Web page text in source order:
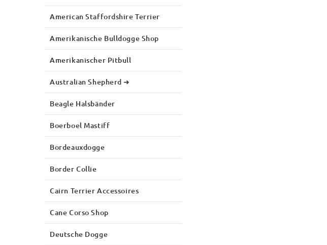
American Staffordshire Terrier
Amerikanische Bulldogge Shop
Amerikanischer Pitbull
Australian Shepherd ➜
Beagle Halsbänder
Boerboel Mastiff
Bordeauxdogge
Border Collie
Cairn Terrier Accessoires
Cane Corso Shop
Deutsche Dogge